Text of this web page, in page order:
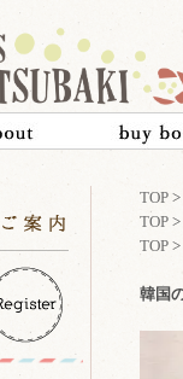
TOP >
TOP >
TOP >
韓国